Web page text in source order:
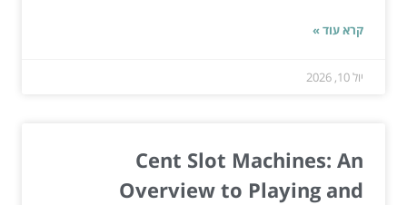
קרא עוד »
יול 10, 2026
Cent Slot Machines: An
Overview to Playing and